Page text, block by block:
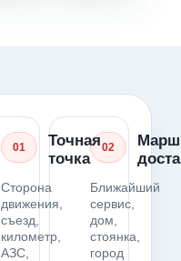
01
Точная
точка
Сторона
движения,
съезд,
километр,
АЗС,
02
Ближайший
сервис,
дом,
стоянка,
город